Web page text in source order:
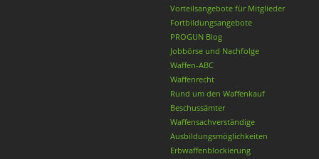
Vorteilsangebote für Mitglieder
Fortbildungsangebote
PROGUN Blog
Jobbörse und Nachfolge
Waffen-ABC
Waffenrecht
Rund um den Waffenkauf
Beschussämter
Waffensachverständige
Ausbildungsmöglichkeiten
Erbwaffenblockierung